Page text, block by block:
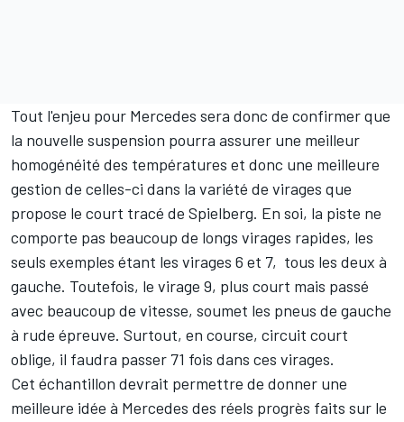
Tout l'enjeu pour Mercedes sera donc de confirmer que
la nouvelle suspension pourra assurer une meilleur
homogénéité des températures et donc une meilleure
gestion de celles-ci dans la variété de virages que
propose le court tracé de Spielberg. En soi, la piste ne
comporte pas beaucoup de longs virages rapides, les
seuls exemples étant les virages 6 et 7, tous les deux à
gauche. Toutefois, le virage 9, plus court mais passé
avec beaucoup de vitesse, soumet les pneus de gauche
à rude épreuve. Surtout, en course, circuit court
oblige, il faudra passer 71 fois dans ces virages.
Cet échantillon devrait permettre de donner une
meilleure idée à Mercedes des réels progrès faits sur le